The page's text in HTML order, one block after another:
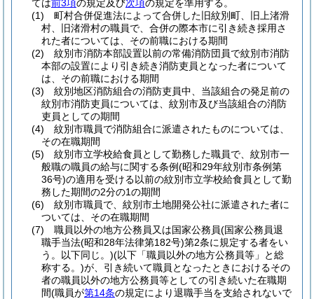
ては前3項の規定及び次項の規定を準用する。
(1)
町村合併促進法によって合併した旧紋別町、旧上渚滑
村、旧渚滑村の職員で、合併の際本市に引き続き採用さ
れた者については、その前職における期間
(2)
紋別市消防本部設置以前の常備消防団員で紋別市消防
本部の設置により引き続き消防吏員となった者について
は、その前職における期間
(3)
紋別地区消防組合の消防吏員中、当該組合の発足前の
紋別市消防吏員については、紋別市及び当該組合の消防
吏員としての期間
(4)
紋別市職員で消防組合に派遣されたものについては、
その在職期間
(5)
紋別市立学校給食員として勤務した職員で、紋別市一
般職の職員の給与に関する条例(昭和29年紋別市条例第
36号)の適用を受ける以前の紋別市立学校給食員として勤
務した期間の2分の1の期間
(6)
紋別市職員で、紋別市土地開発公社に派遣された者に
ついては、その在職期間
(7)
職員以外の地方公務員又は国家公務員(国家公務員退
職手当法(昭和28年法律第182号)第2条に規定する者をい
う。以下同じ。)(以下「職員以外の地方公務員等」と総
称する。)が、引き続いて職員となったときにおけるその
者の職員以外の地方公務員等としての引き続いた在職期
間(職員が第14条の規定により退職手当を支給されないで